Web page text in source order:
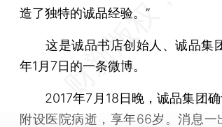
造了独特的诚品经验。”
这是诚品书店创始人、诚品集
年1月7日的一条微博。
2017年7月18日晚，诚品集团确
附设医院病逝，享年66岁。消息